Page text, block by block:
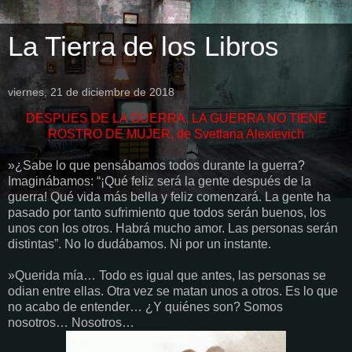
La Tierra de los Libros
viernes, 21 de diciembre de 2018
DESPUES DE LA GUERRA. LA GUERRA NO TIENE
ROSTRO DE MUJER, de Svetlana Alexievich
»¿Sabe lo que pensábamos todos durante la guerra?
Imaginábamos: “¡Qué feliz será la gente después de la
guerra! Qué vida más bella y feliz comenzará. La gente ha
pasado por tanto sufrimiento que todos serán buenos, los
unos con los otros. Habrá mucho amor. Las personas serán
distintas”. No lo dudábamos. Ni por un instante.
»Querida mía… Todo es igual que antes, las personas se
odian entre ellas. Otra vez se matan unos a otros. Es lo que
no acabo de entender… ¿Y quiénes son? Somos
nosotros… Nosotros…